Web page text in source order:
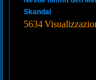
Skandal
5634